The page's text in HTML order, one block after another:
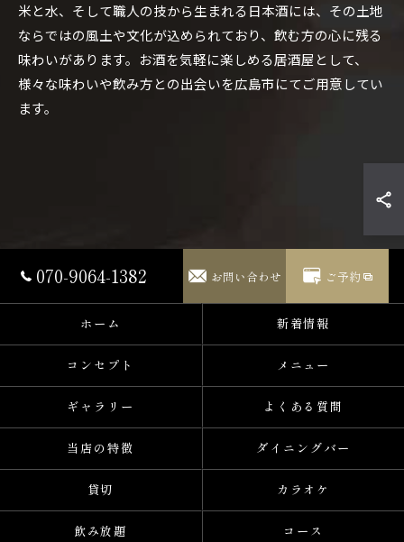
米と水、そして職人の技から生まれる日本酒には、その土地
ならではの風土や文化が込められており、飲む方の心に残る
味わいがあります。お酒を気軽に楽しめる居酒屋として、
様々な味わいや飲み方との出会いを広島市にてご用意してい
ます。
070-9064-1382 お問い合わせ ご予約
ホーム 新着情報
コンセプト メニュー
ギャラリー よくある質問
当店の特徴 ダイニングバー
貸切 カラオケ
飲み放題 コース
ご予約はこちら